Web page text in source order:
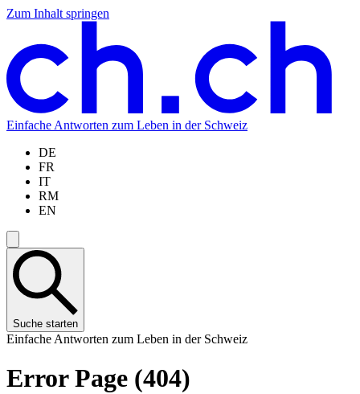
Zum Inhalt springen
Zum
springen
Zur
springen
Zur
springen
Zur
springen
Einfache Antworten zum Leben in der Schweiz
DE
FR
IT
RM
EN
Suche starten
Einfache Antworten zum Leben in der Schweiz
Error Page (404)